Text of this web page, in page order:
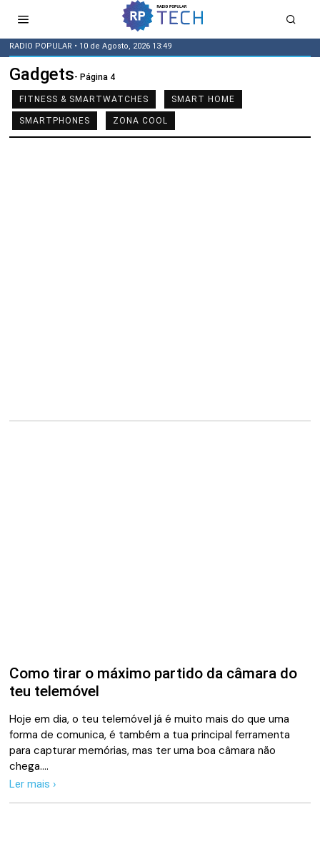
RADIO POPULAR • 10 de Agosto, 2026 13:49
Gadgets- Página 4
FITNESS & SMARTWATCHES SMART HOME
SMARTPHONES ZONA COOL
Como tirar o máximo partido da câmara do
teu telemóvel
Hoje em dia, o teu telemóvel já é muito mais do que uma
forma de comunica, é também a tua principal ferramenta
para capturar memórias, mas ter uma boa câmara não
chega.…
Ler mais ›